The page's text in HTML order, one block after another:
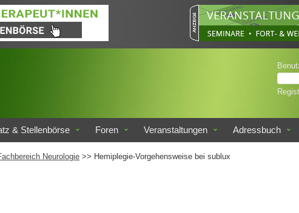
& Stellenbörse Foren Veranstaltungen Adressbuch
Neurologie >> Hemiplegie-Vorgehensweise bei sublux